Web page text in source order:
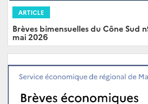
ARTICLE
Brèves bimensuelles du Cône Sud
mai 2026